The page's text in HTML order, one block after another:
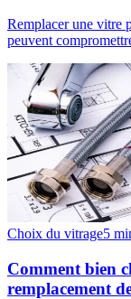
Remplacer une vitre
peuvent
Choix du vitrage5
Comment bien
remplacement